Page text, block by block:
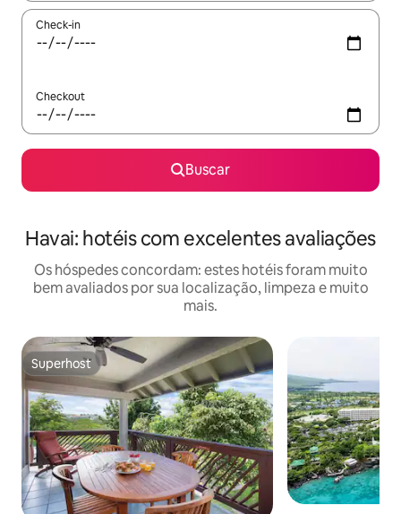
Check-in
Checkout
Buscar
Havai: hotéis com excelentes avaliações
Os hóspedes concordam: estes hotéis foram muito
bem avaliados por sua localização, limpeza e muito
mais.
Superhost
Superhost